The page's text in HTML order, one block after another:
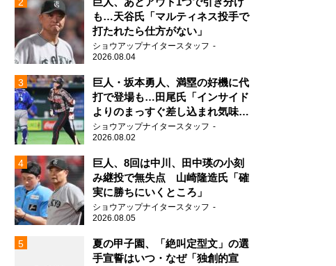
も…天谷氏「マルティネス投手で
打たれたら仕方がない」
ショウアップナイタースタッフ
2026.08.04
巨人・坂本勇人、満塁の好機に代
打で登場も…田尾氏「インサイド
よりのまっすぐ差し込まれ気味で
したね」
ショウアップナイタースタッフ
2026.08.02
巨人、8回は中川、田中瑛の小刻
み継投で無失点 山崎隆造氏「確
実に勝ちにいくところ」
ショウアップナイタースタッフ
2026.08.05
夏の甲子園、「絶叫定型文」の選
手宣誓はいつ・なぜ「独創的宣